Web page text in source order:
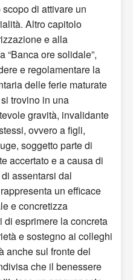
di attivare un
Altro capitolo
e alla
“Banca ore solidale”,
e regolamentare la
delle ferie maturate
trovino in una
gravità, invalidante
ovvero a figli,
soggetto parte di
accertato e a causa di
assentarsi dal
un efficace
e concretizza
di esprimere la concreta
e sostegno ai colleghi
anche sul fronte del
che il benessere